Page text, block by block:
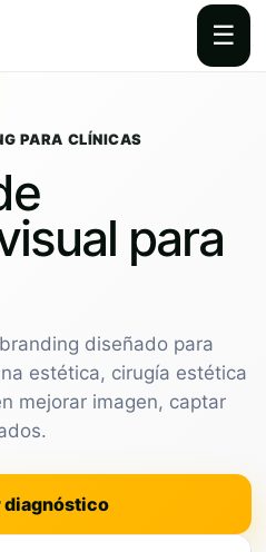
☰
PARA CLÍNICAS
para
diseñado para
estética, cirugía estética
mejorar imagen, captar